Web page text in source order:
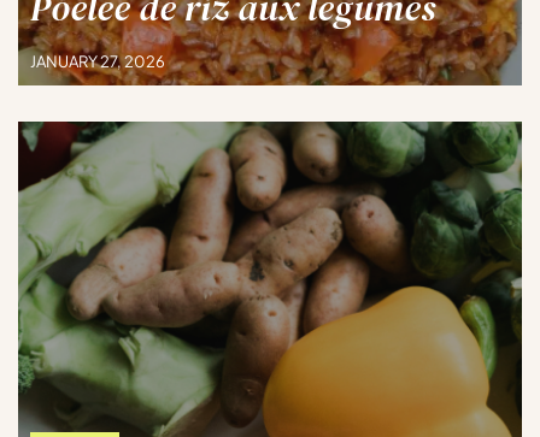
JANUARY 27, 2026